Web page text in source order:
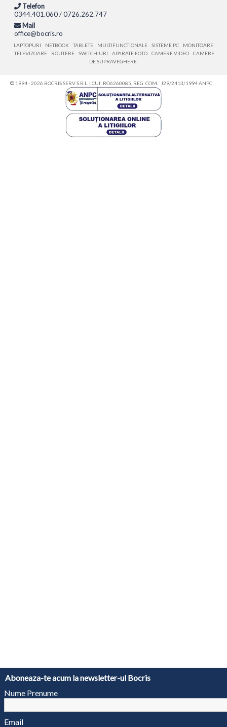
Aboneaza-te acum la newsletter-ul Bocris
Nume Prenume
Email
Telefon
0344.401.060 / 0726.262.747
Mail
office@bocris.ro
LAPTOPURI NETBOOK TABLETE MULTIFUNCTIONALE SISTEME PC
MONITOARE
TELEVIZOARE
ROUTERE SWITCH-URI APARATE FOTO CAMERE VIDEO
CAMERE
DE SUPRAVEGHERE
© 1994 - 2026 BOCRIS SERV S.R.L. | CUI: RO6260085, REG. COM.: J29/2413/1994ANPC